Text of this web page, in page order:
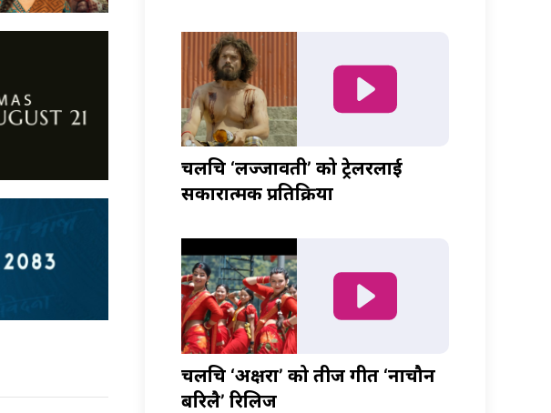
चलचित्र ‘लज्जावती’ को ट्रेलरलाई
सकारात्मक प्रतिक्रिया
चलचित्र ‘अक्षरा’ को तीज गीत ‘नाचौन
बरिलै’ रिलिज